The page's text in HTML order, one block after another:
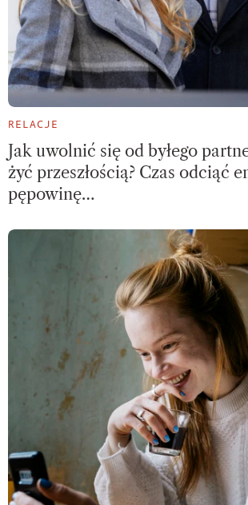
RELACJE
Jak uwolnić się od byłego
żyć przeszłością? Czas odciąć
pępowinę…